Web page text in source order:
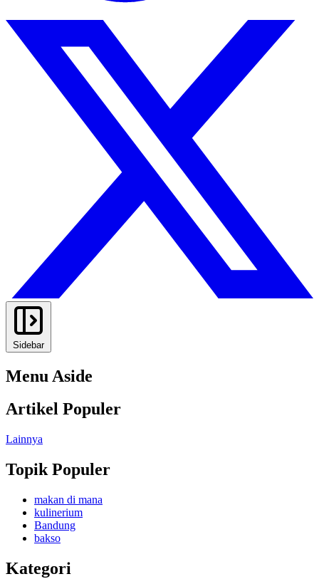
Sidebar
Menu Aside
Artikel Populer
Lainnya
Topik Populer
makan di mana
kulinerium
Bandung
bakso
Kategori